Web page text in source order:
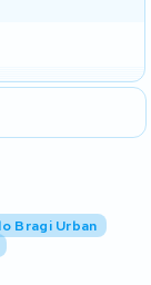
Bragi Urban